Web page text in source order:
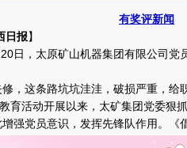
有奖评新闻
日报】
，太原矿山机器集团有限公司党
这条路坑坑洼洼，破损严重，给
育活动开展以来，太矿集团党委狠
强党员意识，发挥先锋队作用。